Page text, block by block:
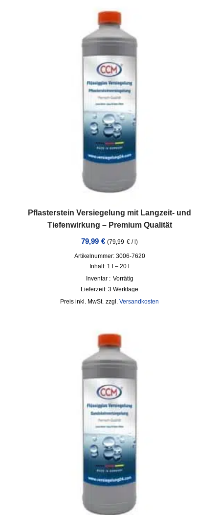
Pflasterstein Versiegelung mit Langzeit- und
Tiefenwirkung – Premium Qualität
79,99 € (79,99 € / )
Artikelnummer: 3006-7620
Inhalt: 1 l – 20 l
Inventar : Vorrätig
Lieferzeit: 3 Werktage
inkl. MwSt. zzgl. Versandkosten